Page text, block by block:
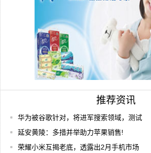
推荐资讯
华为被谷歌针对，将进军搜索领域，测试
延安黄陵：多措并举助力苹果销售!
荣耀小米互揭老底，透露出2月手机市场